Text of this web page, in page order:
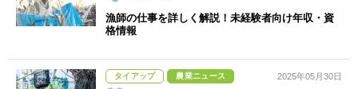
漁師の仕事を詳しく解説！未経験者向け年収・資
格情報
タイアップ 農業ニュース 2025年05月30日